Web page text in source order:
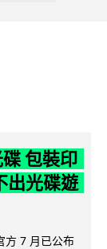
包裝印
出光碟遊
方 7 月已公布